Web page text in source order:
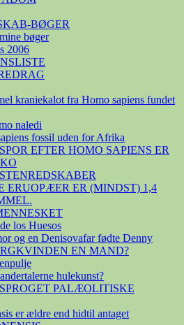
BØGER
bøger
2006
kraniekalot fra Homo sapiens fundet
naledi
fossil uden for Afrika
EFTER HOMO SAPIENS ER
ERUOPÆER ER (MINDST) 1,4
los Huesos
og en Denisovafar fødte Denny
EN MAND?
hulekunst?
PALÆOLITISKE
er ældre end hidtil antaget